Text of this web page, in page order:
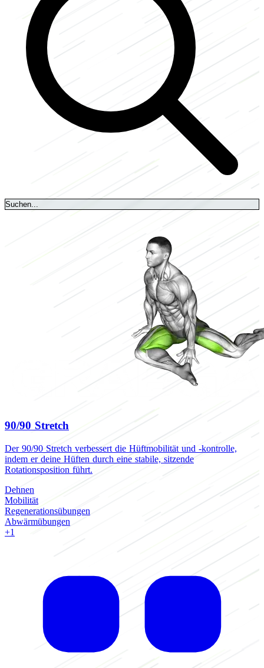
90/90 Stretch
Der 90/90 Stretch verbessert die Hüftmobilität und -kontrolle,
indem er deine Hüften durch eine stabile, sitzende
Rotationsposition führt.
Dehnen
Mobilität
Regenerationsübungen
Abwärmübungen
+1